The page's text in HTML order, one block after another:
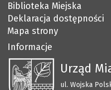
Biblioteka Miejska
Deklaracja dostępności
Mapa strony
Informacje
Urząd
ul. Wojska